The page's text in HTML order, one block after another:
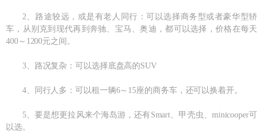
2、路途较远，或是有老人同行：可以选择商务型或者豪华型轿
车，从别克到现代再到奔驰、宝马、奥迪，都可以选择，价格在每天
400～1200元之间。
3、路况复杂：可以选择底盘高的SUV
4、同行人多：可以租一辆6～15座的商务车，还可以换着开。
5、要是想更拉风来个海岛游，还有Smart、甲壳虫、minicooper可
以选。